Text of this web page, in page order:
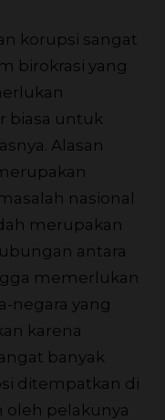
korupsi sangat
birokrasi yang
biasa untuk
Alasan
nasional
merupakan
antara
memerlukan
negara yang
karena
banyak
ditempatkan di
oleh pelakunya